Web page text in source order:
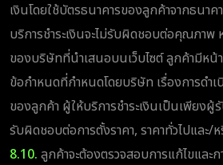
เงินโดยใช้บัตรธนาคารของลูกค้าจากธนา
บริการชำระเงินจะไม่รับผิดชอบต่อคุณภาพ
ของบริษัทที่นำเสนอบนเว็บไซต์ ลูกค้ามีห
ข้อกำหนดที่กำหนดโดยบริษัท เรื่องการดำ
ของลูกค้า ผู้ให้บริการชำระเงินเป็นเพียงผู้รั
รับผิดชอบต่อการตั้งราคา, ราคาทั่วไปและ/
8.10. ลูกค้าจะต้องตรวจสอบการแก้ไขและ